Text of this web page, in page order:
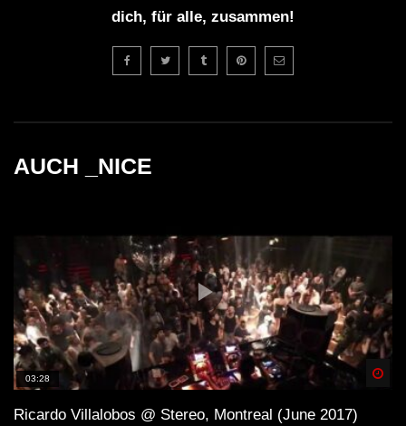
dich, für alle, zusammen!
AUCH _NICE
03:28
Ricardo Villalobos @ Stereo, Montreal (June 2017)